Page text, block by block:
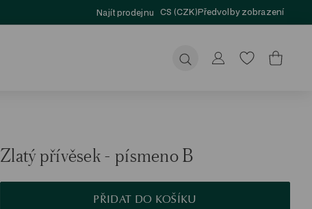
Najít prodejnu CS (CZK)Předvolby zobrazení
Odeslat
Zlatý přívěsek - písmeno B
PŘIDAT DO KOŠÍKU